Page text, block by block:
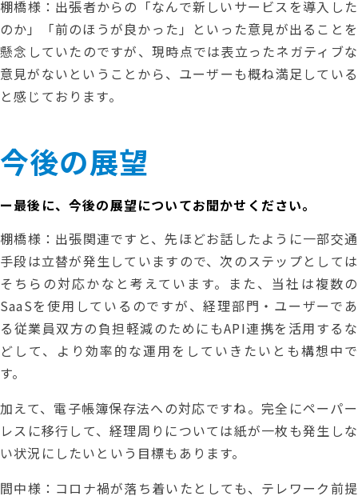
棚橋様：出張者からの「なんで新しいサービスを導入した
のか」「前のほうが良かった」といった意見が出ることを
懸念していたのですが、現時点では表立ったネガティブな
意見がないということから、ユーザーも概ね満足している
と感じております。
今後の展望
ー最後に、今後の展望についてお聞かせください。
棚橋様：出張関連ですと、先ほどお話したように一部交通
手段は立替が発生していますので、次のステップとしては
そちらの対応かなと考えています。また、当社は複数の
SaaSを使用しているのですが、経理部門・ユーザーであ
る従業員双方の負担軽減のためにもAPI連携を活用するな
どして、より効率的な運用をしていきたいとも構想中で
す。
加えて、電子帳簿保存法への対応ですね。完全にペーパー
レスに移行して、経理周りについては紙が一枚も発生しな
い状況にしたいという目標もあります。
間中様：コロナ禍が落ち着いたとしても、テレワーク前提